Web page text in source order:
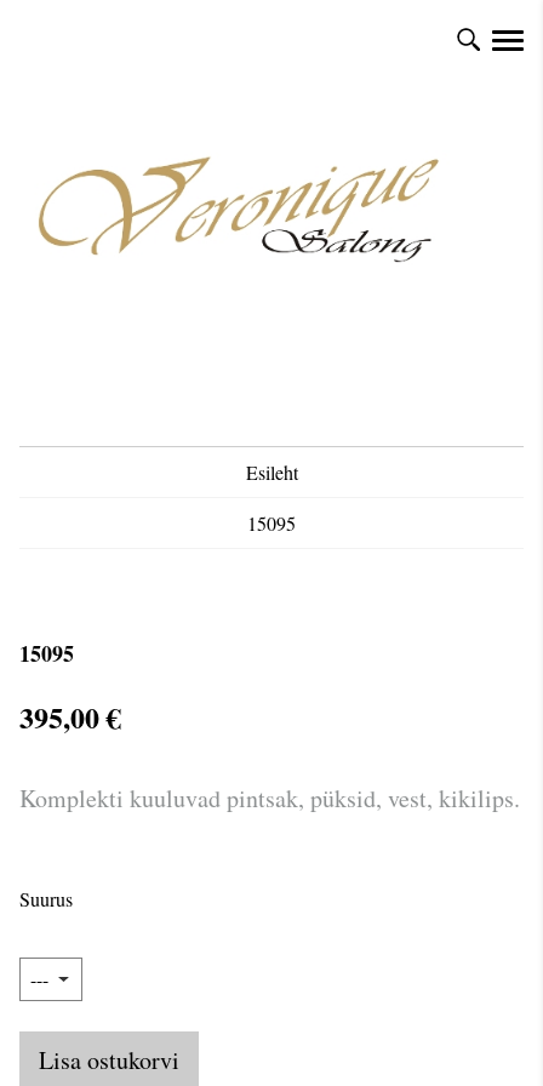
Esileht
15095
15095
395,00 €
Komplekti kuuluvad pintsak, püksid, vest, kikilips.
Suurus
Lisa ostukorvi